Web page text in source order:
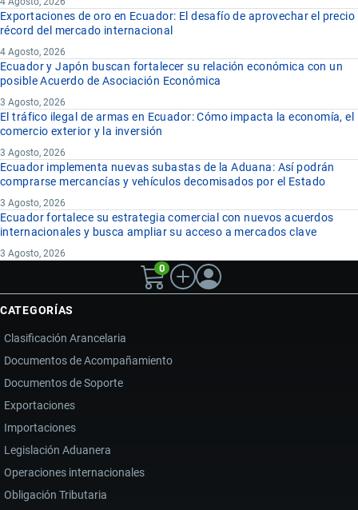
Exportaciones de oro en Ecuador: El desafío de aprovechar el precio
récord del mercado internacional
4 Agosto, 2026
Ecuador y Japón buscan fortalecer su relación económica con un
posible Acuerdo de Asociación Económica
3 Agosto, 2026
El tráfico ilegal de armas en Ecuador: Cómo impacta la economía, el
comercio exterior y la inversión
3 Agosto, 2026
Ecuador implementa nuevas subastas de la Aduana: Así podrán
comprarse mercancías y vehículos decomisados por el Estado
3 Agosto, 2026
Ecuador fortalece su estrategia comercial con nuevos acuerdos
internacionales y busca ampliar su acceso a mercados clave
3 Agosto, 2026
0
CATEGORÍAS
Clasificación Arancelaria
Documentos de Acompañamiento
Documentos de Soporte
Exportaciones
Importaciones
Legislación Aduanera
Operaciones internacionales
Obligación Tributaria